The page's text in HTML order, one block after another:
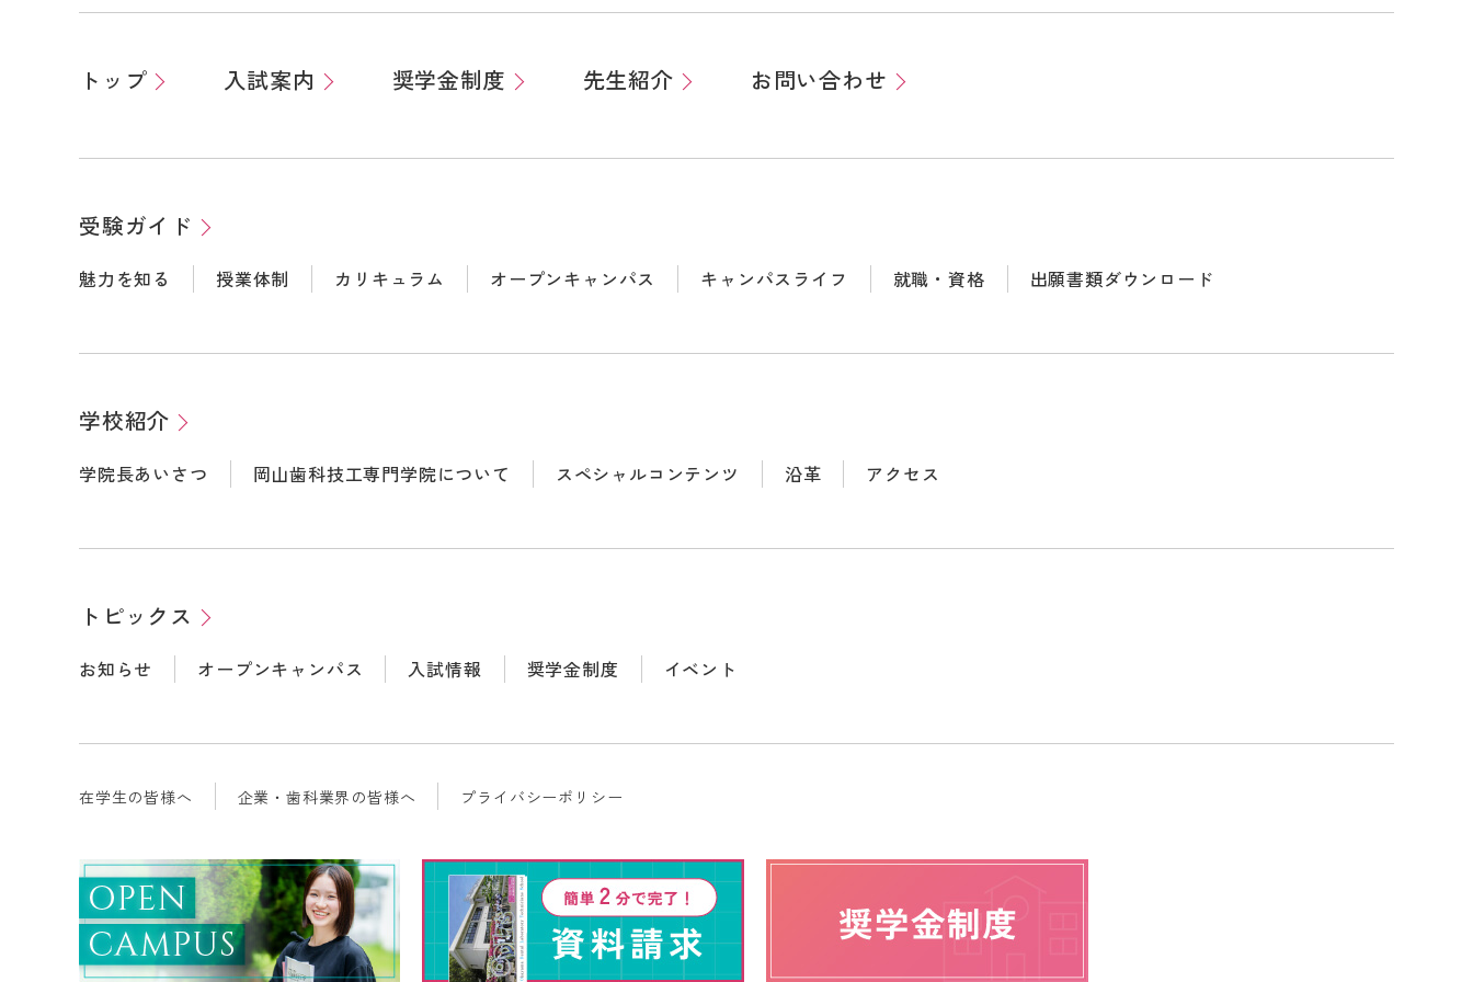
トップ 入試案内 奨学金制度 先生紹介 お問い合わせ
受験ガイド
魅力を知る 授業体制 カリキュラム オープンキャンパス キャンパスライフ 就職・資格 出願書類ダウンロード
学校紹介
学院長あいさつ 岡山歯科技工専門学院について スペシャルコンテンツ 沿革 アクセス
トピックス
お知らせ オープンキャンパス 入試情報 奨学金制度 イベント
在学生の皆様へ 企業・歯科業界の皆様へ プライバシーポリシー